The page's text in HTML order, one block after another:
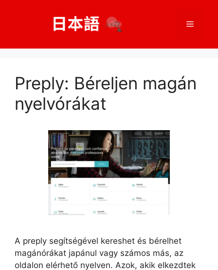
Menü
Preply: Béreljen magán
nyelvórákat
A preply segítségével kereshet és bérelhet
magánórákat japánul vagy számos más, az
oldalon elérhető nyelven. Azok, akik elkezdtek